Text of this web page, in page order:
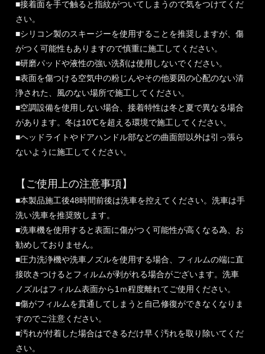
■接着面を手で触ると指紋がついてしまうので気をつけてくだ
さい。
■シリコン製のスキージーを使用することを推奨しますが、傷
がつく可能性もありますので慎重に施工してください。
■研磨パッドや液性の強い洗剤は使用しないでください。
■表面を傷つける空気中の粉じんやその他要因の心配のない清
浄された、風のない場所で施工してください。
■空調設備を使用しない場合、接着特性は冬と夏で異なる場合
があります。冬は10℃を超える環境で施工してください。
■ヘッドライトやドアハンドル部などの曲面部以外は引っ張ら
ないように施工してください。
【ご使用上の注意事項】
■本製品施工後48時間前後は洗車を控えてください。洗車は手
洗い洗車を推奨致します。
■洗車機を使用すると表面に傷がつく可能性が高くなる為、お
勧めしておりません。
■圧力洗浄機や洗車ノズルを使用する場合、フィルムの端に直
接吹きつけるとフィルムが剥がれる場合がございます。洗車
ノズルはフィルム表面から1ｍ程度離れてご使用ください。
■傷がフィルムを貫通してしまうと自己修復ができなくなりま
すのでご注意ください。
■汚れが付着した場合はできるだけ早く汚れを取り除いてくだ
さい。